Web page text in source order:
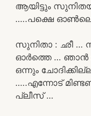
ആയിട്ടും
…..പക്ഷെ
സുനിതാ : ഛീ …
ഓർത്തെ … ഞാൻ :
ഒന്നും
…..എന്നോട്
പ്ലീസ് …